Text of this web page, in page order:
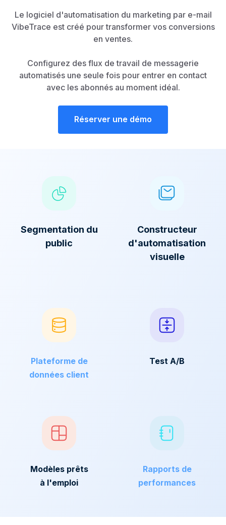
Le logiciel d'automatisation du marketing par e-mail
VibeTrace est créé pour transformer vos conversions
en ventes.
Configurez des flux de travail de messagerie
automatisés une seule fois pour entrer en contact
avec les abonnés au moment idéal.
Réserver une démo
Segmentation du
public
Constructeur
d'automatisation
visuelle
Plateforme de
données client
Test A/B
Modèles prêts
à l'emploi
Rapports de
performances